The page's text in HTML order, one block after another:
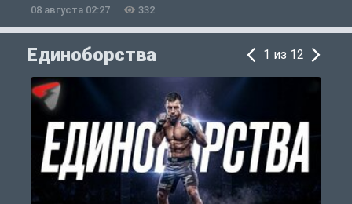
08 августа 02:27 332
Единоборства 1 из 12